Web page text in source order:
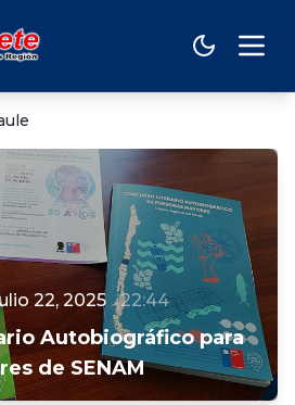
22, 2025 22:44
Autobiográfico para
de SENAM